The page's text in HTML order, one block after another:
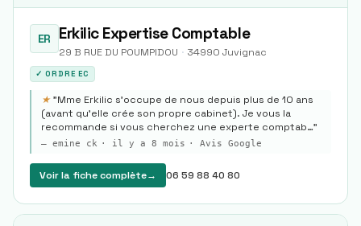
ER Erkilic Expertise Comptable
29 B RUE DU POUMPIDOU · 34990 Juvignac
✓ ORDRE EC
★ "Mme Erkilic s'occupe de nous depuis plus de 10 ans
(avant qu'elle crée son propre cabinet). Je vous la
recommande si vous cherchez une experte comptab…"
— emine ck · il y a 8 mois · Avis Google
Voir la fiche complète→ 06 59 88 40 80